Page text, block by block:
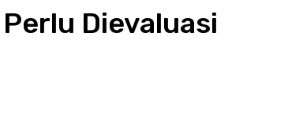
Dievaluasi